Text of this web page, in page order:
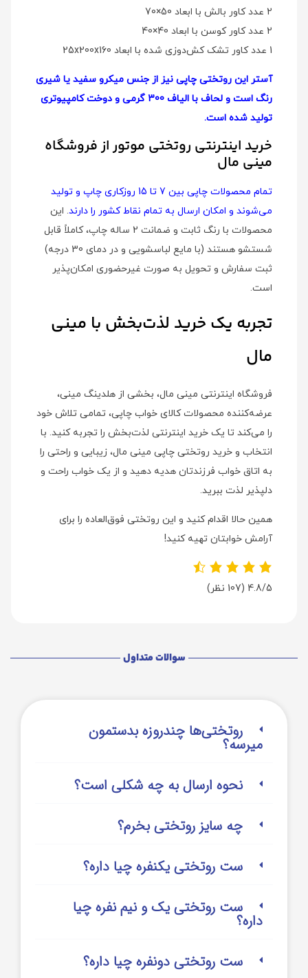
2 عدد کاور بالش با ابعاد 50×70
2 عدد کاور کوسن با ابعاد 40×40
1 عدد کاور تشک کش‌دوزی شده با ابعاد 25x200x160
آستر این روتختی چاپی نیز از جنس میکرو سفید یا شیری
رنگ است و لحاف با الیاف 300 گرمی و دوخت کامپیوتری
تولید شده است.
خرید اینترنتی روتختی موتور از فروشگاه
مینی مال
تمام محصولات چاپی بین 7 تا 15 روزکاری چاپ و تولید
می‌شوند و امکان ارسال به تمام نقاط کشور را دارند. این
محصولات با رنگ ثابت و ضمانت 2 ساله چاپ، کاملاً قابل
شستشو هستند (با مایع لباسشویی و در دمای 30 درجه)
ثبت سفارش و تحویل به صورت غیرحضوری امکان‌پذیر
است.
تجربه یک خرید لذت‌بخش با مینی
مال
فروشگاه اینترنتی مینی مال، بخشی از هلدینگ مینی،
عرضه‌کننده محصولات کالای خواب چاپی، تمامی تلاش خود
را می‌کند تا یک خرید اینترنتی لذت‌بخش را تجربه کنید. با
انتخاب و خرید روتختی چاپی مینی مال، زیبایی و راحتی را
به اتاق خواب فرزندتان هدیه دهید و از یک خواب راحت و
دلپذیر لذت ببرید.
همین حالا اقدام کنید و این روتختی فوق‌العاده را برای
آرامش خوابتان تهیه کنید!
4.8/5 (107 نظر)
سوالات متداول
روتختی‌‌ها چندروزه بدستمون
میرسه؟
نحوه ارسال به چه شکلی است؟
چه سایز روتختی بخرم؟
ست روتختی یکنفره چیا داره؟
ست روتختی یک و نیم نفره چیا
داره؟
ست روتختی دونفره چیا داره؟